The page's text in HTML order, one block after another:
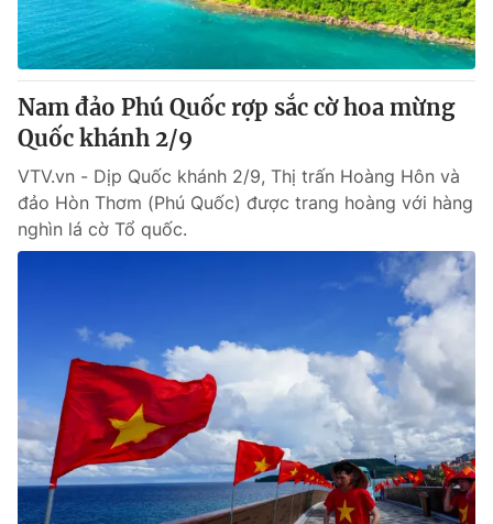
Nam đảo Phú Quốc rợp sắc cờ hoa mừng
Quốc khánh 2/9
VTV.vn - Dịp Quốc khánh 2/9, Thị trấn Hoàng Hôn và
đảo Hòn Thơm (Phú Quốc) được trang hoàng với hàng
nghìn lá cờ Tổ quốc.